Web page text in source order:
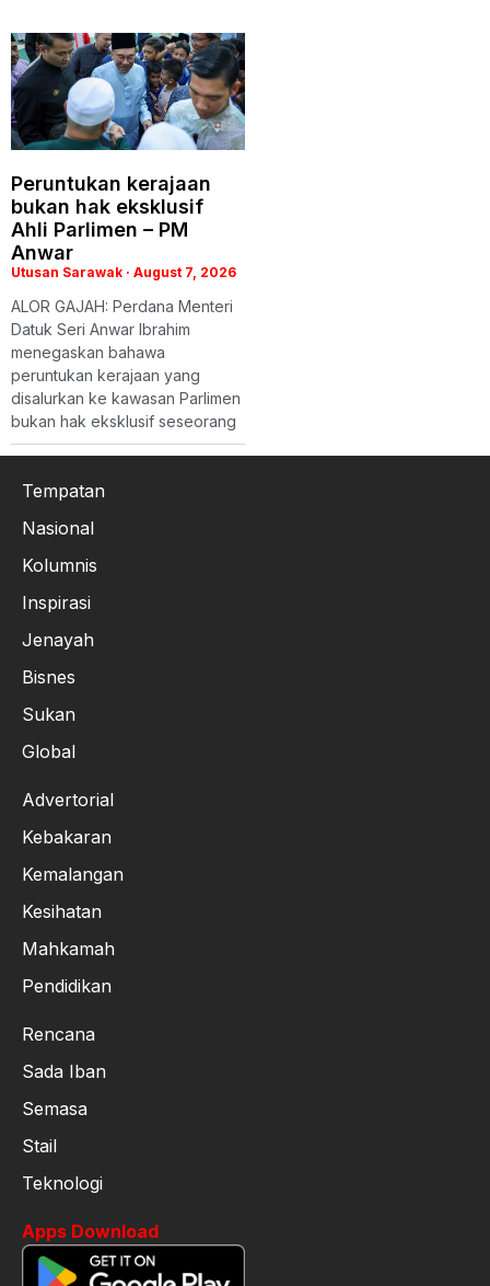
Peruntukan kerajaan
bukan hak eksklusif
Ahli Parlimen – PM
Anwar
Utusan Sarawak August 7, 2026
ALOR GAJAH: Perdana Menteri
Datuk Seri Anwar Ibrahim
menegaskan bahawa
peruntukan kerajaan yang
disalurkan ke kawasan Parlimen
bukan hak eksklusif seseorang
Tempatan
Nasional
Kolumnis
Inspirasi
Jenayah
Bisnes
Sukan
Global
Advertorial
Kebakaran
Kemalangan
Kesihatan
Mahkamah
Pendidikan
Rencana
Sada Iban
Semasa
Stail
Teknologi
Apps Download